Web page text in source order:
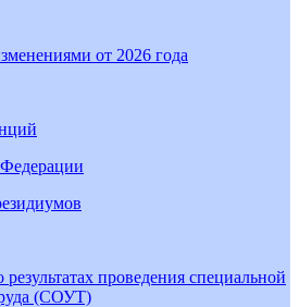
от 2026 года
проведения специальной
(СОУТ)